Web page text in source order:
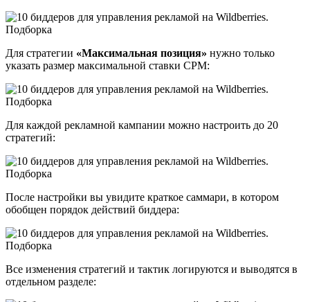
Для стратегии «Максимальная позиция» нужно только
указать размер максимальной ставки CPM:
Для каждой рекламной кампании можно настроить до 20
стратегий:
После настройки вы увидите краткое саммари, в котором
обобщен порядок действий биддера:
Все изменения стратегий и тактик логируются и выводятся в
отдельном разделе: